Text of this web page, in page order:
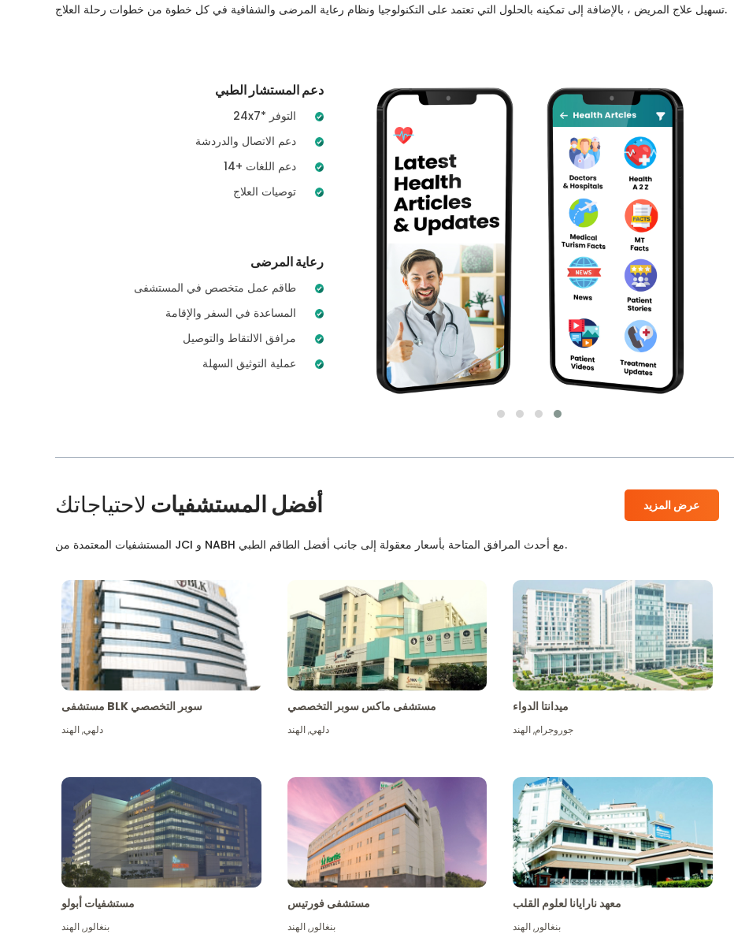
تسهيل علاج المريض ، بالإضافة إلى تمكينه بالحلول التي تعتمد على التكنولوجيا ونظام رعاية المرضى والشفافية في كل خطوة من خطوات رحلة العلاج.
دعم المستشار الطبي
رعاية المرضى
أفضل المستشفيات لاحتياجاتك عرض المزيد
المستشفيات المعتمدة من JCI و NABH مع أحدث المرافق المتاحة بأسعار معقولة إلى جانب أفضل الطاقم الطبي.
مستشفى BLK سوبر التخصصي
دلهي,الهند
مستشفى ماكس سوبر التخصصي
دلهي,الهند
ميدانتا الدواء
جوروجرام,الهند
مستشفيات أبولو
بنغالور,الهند
مستشفى فورتيس
بنغالور,الهند
معهد نارايانا لعلوم القلب
بنغالور,الهند